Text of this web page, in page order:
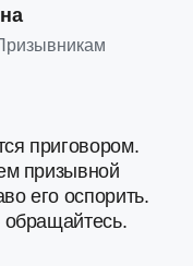
приговором.
призывной
его оспорить.